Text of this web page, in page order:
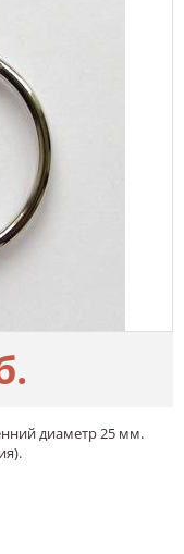
диаметр 25 мм.